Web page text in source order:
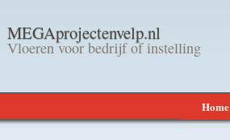
MEGAprojectenvelp.nl
Vloeren voor bedrijf of instelling
Home